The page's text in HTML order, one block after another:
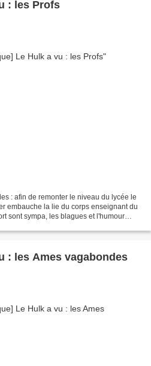
: les Profs
: afin de remonter le niveau du lycée le
embauche la lie du corps enseignant du
sont sympa, les blagues et l'humour
: les Ames vagabondes